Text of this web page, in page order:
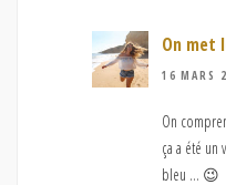
On met
16 MARS
On
ça a été
bleu … 😉